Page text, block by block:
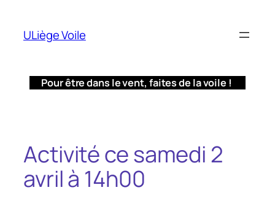
contenu
ULiège Voile
Pour être dans le vent, faites de la voile !
Activité ce samedi 2
avril à 14h00